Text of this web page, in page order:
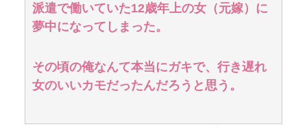
派遣で働いていた12歳年上の女（元嫁）に
夢中になってしまった。
その頃の俺なんて本当にガキで、行き遅れ
女のいいカモだったんだろうと思う。